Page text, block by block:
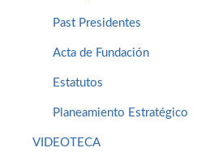
Past Presidentes
Acta de Fundación
Estatutos
Planeamiento Estratégico
VIDEOTECA